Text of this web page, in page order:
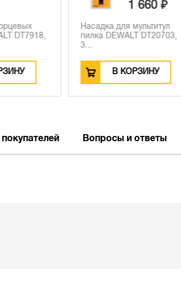
DT7918,
1 660 ₽
Насадка для мультитул
пилка DEWALT DT20703,
3...
В КОРЗИНУ
Вопросы и ответы